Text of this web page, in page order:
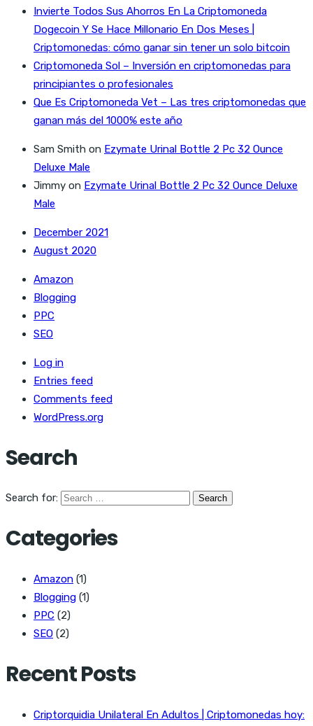
Invierte Todos Sus Ahorros En La Criptomoneda
Dogecoin Y Se Hace Millonario En Dos Meses |
Criptomonedas: cómo ganar sin tener un solo bitcoin
Criptomoneda Sol – Inversión en criptomonedas para
principiantes o profesionales
Que Es Criptomoneda Vet – Las tres criptomonedas que
ganan más del 1000% este año
Sam Smith on Ezymate Urinal Bottle 2 Pc 32 Ounce
Deluxe Male
Jimmy on Ezymate Urinal Bottle 2 Pc 32 Ounce Deluxe
Male
December 2021
August 2020
Amazon
Blogging
PPC
SEO
Log in
Entries feed
Comments feed
WordPress.org
Search
Search for:
Categories
Amazon (1)
Blogging (1)
PPC (2)
SEO (2)
Recent Posts
Criptorquidia Unilateral En Adultos | Criptomonedas hoy: